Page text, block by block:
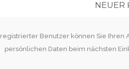
NEUER
Benutzer können Sie Ihren
persönlichen Daten beim nächsten